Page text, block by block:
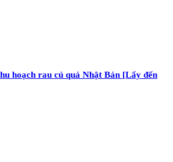
hoạch rau củ quả Nhật Bản [Lấy đến